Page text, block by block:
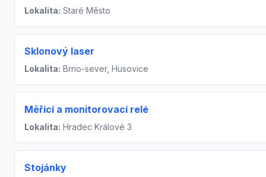
Lokalita: Staré Město
Sklonový laser
Lokalita: Brno-sever, Husovice
Měřící a monitorovací relé
Lokalita: Hradec Králové 3
Stojánky